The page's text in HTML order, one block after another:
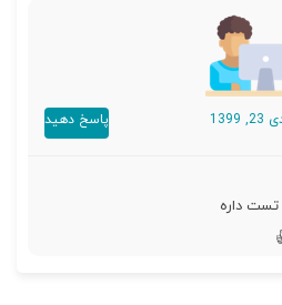
1399 پاسخ دهید
تست داره